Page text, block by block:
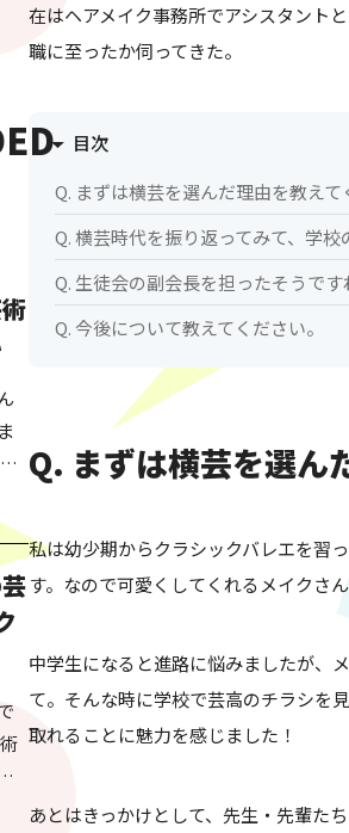
在はヘアメイク事務所でアシスタント
職に至ったか伺ってきた。
目次
Q. まずは横芸を選んだ理由を教えて
Q. 横芸時代を振り返ってみて、学
Q. 生徒会の副会長を担ったそうで
Q. 今後について教えてください。
Q. まずは横芸を選ん
私は幼少期からクラシックバレエを習
す。なので可愛くしてくれるメイクさ
中学生になると進路に悩みましたが、
て。そんな時に学校で芸高のチラシを
取れることに魅力を感じました！
あとはきっかけとして、先生・先輩た